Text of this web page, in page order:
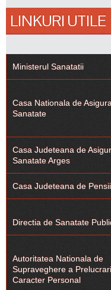
LINKURI UTILE
Ministerul Sanatatii
Casa Nationala de
Sanatate
Casa Judeteana de
Sanatate Arges
Casa Judeteana de
Directia de Sanatate
Autoritatea Nationala de
Supraveghere a
Caracter Personal